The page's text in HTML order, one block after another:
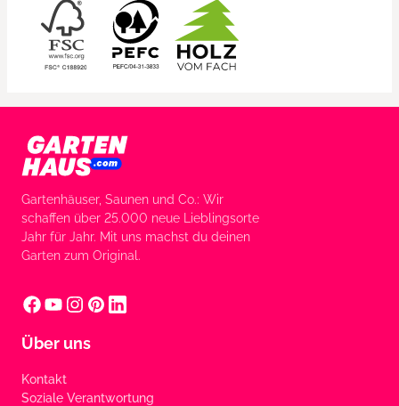
Gartenhäuser, Saunen und Co.: Wir
schaffen über 25.000 neue Lieblingsorte
Jahr für Jahr. Mit uns machst du deinen
Garten zum Original.
Über uns
Kontakt
Soziale Verantwortung